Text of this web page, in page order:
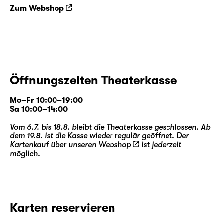
Zum Webshop
Öffnungszeiten Theaterkasse
Mo–Fr 10:00–19:00
Sa 10:00–14:00
Vom 6.7. bis 18.8. bleibt die Theaterkasse geschlossen. Ab
dem 19.8. ist die Kasse wieder regulär geöffnet. Der
Kartenkauf über unseren Webshop
ist jederzeit
möglich.
Karten reservieren